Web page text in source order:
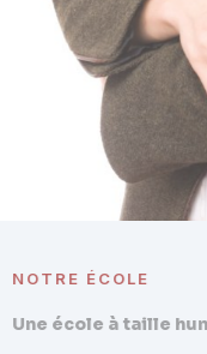
NOTRE ÉCOLE
Une école à taille